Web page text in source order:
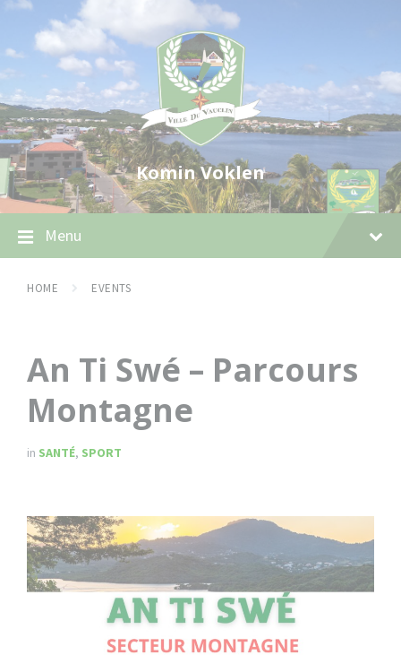
Skip
content
Skip
navigation
Skip
footer
Komin Voklen
Menu
HOME EVENTS
An Ti Swé – Parcours
Montagne
in SANTÉ, SPORT